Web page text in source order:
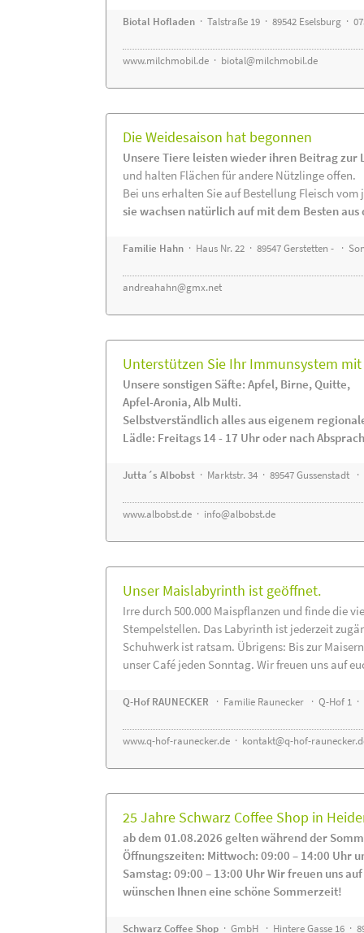
Biotal Hofladen · Talstraße 19 · 89542 Eselsburg ·
www.milchmobil.de · biotal@milchmobil.de
Die Weidesaison hat begonnen
Unsere Tiere leisten wieder ihren Beitrag zur
und halten Flächen für andere Nützlinge offen.
Bei uns erhalten Sie auf Bestellung Fleisch
sie wachsen natürlich auf mit dem Besten aus
Familie Hahn · Haus Nr. 22 · 89547 Gerstetten - ·
andreahahn@gmx.net
Unterstützen Sie Ihr Immunsystem
Unsere sonstigen Säfte: Apfel, Birne, Quitte,
Apfel-Aronia, Alb Multi.
Selbstverständlich alles aus eigenem
Lädle: Freitags 14 - 17 Uhr oder nach
Jutta´s Albobst · Marktstr. 34 · 89547 Gussenstadt ·
www.albobst.de · info@albobst.de
Unser Maislabyrinth ist geöffnet.
Irre durch 500.000 Maispflanzen und finde die
Stempelstellen. Das Labyrinth ist jederzeit
Schuhwerk ist ratsam. Übrigens: Bis zur
unser Café jeden Sonntag. Wir freuen uns auf
Q-Hof RAUNECKER · Familie Raunecker · Q-Hof 1
www.q-hof-raunecker.de · kontakt@q-hof-
25 Jahre Schwarz Coffee Shop in
ab dem 01.08.2026 gelten während der
Öffnungszeiten: Mittwoch: 09:00 – 14:00 Uhr
Samstag: 09:00 – 13:00 Uhr Wir freuen uns
wünschen Ihnen eine schöne Sommerzeit!
Schwarz Coffee Shop · GmbH · Hintere Gasse 16 ·